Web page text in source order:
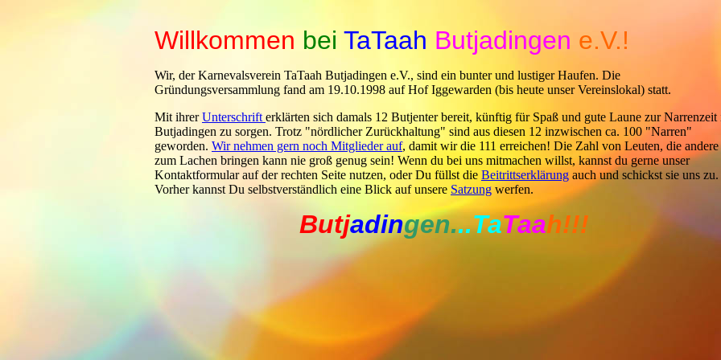
Willkommen bei TaTaah Butjadingen e.V.!
Wir, der Karnevalsverein TaTaah Butjadingen e.V., sind ein bunter und lustiger Haufen. Die
Gründungsversammlung fand am 19.10.1998 auf Hof Iggewarden (bis heute unser Vereinslokal) statt.
Mit ihrerUnterschrifterklärten sich damals 12 Butjenter bereit, künftig für Spaß und gute Laune zur Narrenzeit
Butjadingen zu sorgen. Trotz "nördlicher Zurückhaltung" sind aus diesen 12 inzwischen ca. 100 "Narren"
geworden. Wir nehmen gern noch Mitglieder auf, damit wir die 111 erreichen! Die Zahl von Leuten, die andere
zum Lachen bringen kann nie groß genug sein! Wenn du bei uns mitmachen willst, kannst du gerne unser
Kontaktformular auf der rechten Seite nutzen, oder Du füllst die Beitrittserklärung auch und schickst sie uns zu.
Vorher kannst Du selbstverständlich eine Blick auf unsere Satzung werfen.
Butjadingen...TaTaah!!!